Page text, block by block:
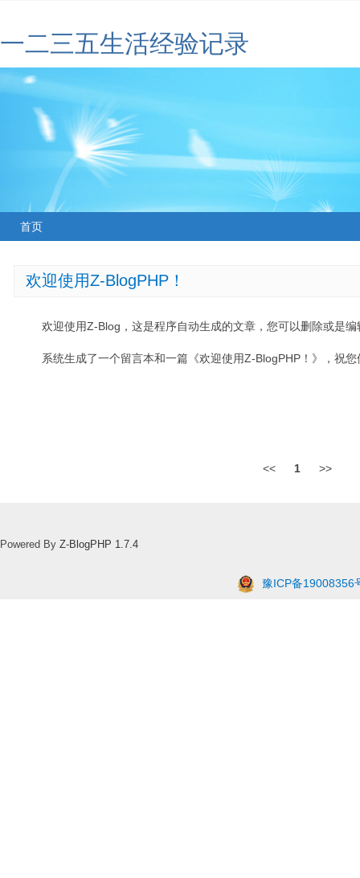
一二三五生活经验记录
首页
欢迎使用Z-BlogPHP！
欢迎使用Z-Blog，这是程序自动生成的文章，您可以删除或是编
系统生成了一个留言本和一篇《欢迎使用Z-BlogPHP！》，祝
<< 1 >>
Powered By Z-BlogPHP 1.7.4
豫ICP备19008356